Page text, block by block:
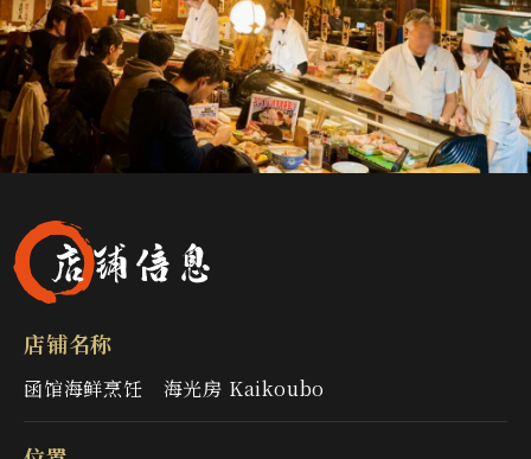
店铺信息
店铺名称
函馆海鲜烹饪 海光房 Kaikoubo